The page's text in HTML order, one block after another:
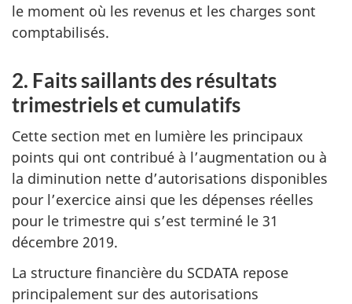
le moment où les revenus et les charges sont
comptabilisés.
2. Faits saillants des résultats
trimestriels et cumulatifs
Cette section met en lumière les principaux
points qui ont contribué à l’augmentation ou à
la diminution nette d’autorisations disponibles
pour l’exercice ainsi que les dépenses réelles
pour le trimestre qui s’est terminé le 31
décembre 2019.
La structure financière du SCDATA repose
principalement sur des autorisations